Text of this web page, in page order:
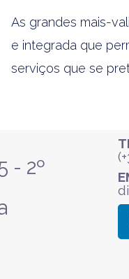
As grandes mais-
e integrada que
serviços que se
- 2º